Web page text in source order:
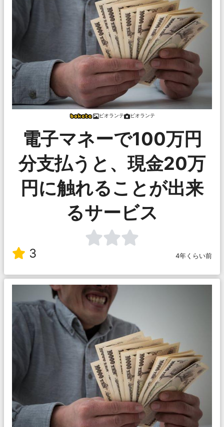
ビオランテ ビオランテ
電子マネーで100万円
分支払うと、現金20万
円に触れることが出来
るサービス
3 4年くらい前